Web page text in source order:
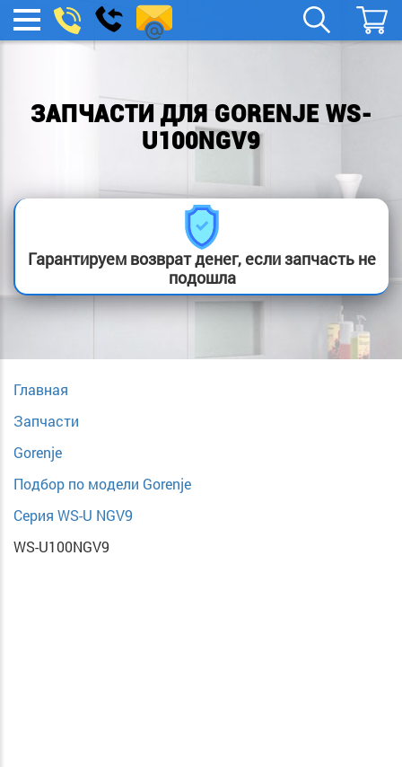
МЕНЮ
boylera@yandex.ru
Заказать
звонок
ЗАПЧАСТИ ДЛЯ GORENJE WS-
U100NGV9
Гарантируем возврат денег, если запчасть не
подошла
Главная
Запчасти
Gorenje
Подбор по модели Gorenje
Серия WS-U NGV9
WS-U100NGV9